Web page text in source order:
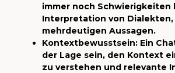
immer noch Schwierigkeiten
Interpretation von Dialekten,
mehrdeutigen Aussagen.
Kontextbewusstsein: Ein
der Lage sein, den Kontext
zu verstehen und relevante